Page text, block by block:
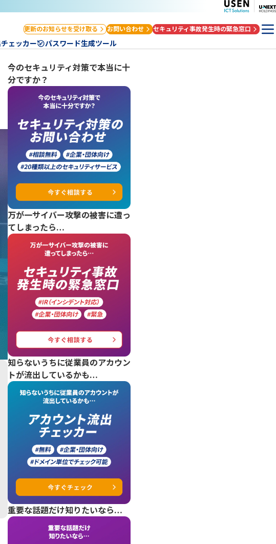
更新のお知らせを受け取る お問い合わせ セキュリティ事故発生時の緊急窓口
ェッカー パスワード生成ツール
今のセキュリティ対策で本当に十
分ですか？
万が一サイバー攻撃の被害に遭っ
てしまったら…
知らないうちに従業員のアカウン
トが流出しているかも…
重要な話題だけ知りたいなら…